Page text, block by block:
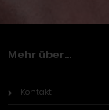
Mehr über...
Kontakt